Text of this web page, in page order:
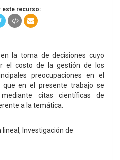
este recurso:
la toma de decisiones cuyo
el costo de la gestión de los
preocupaciones en el
en el presente trabajo se
citas científicas de
a la temática.
Investigación de